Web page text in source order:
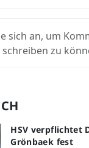
sich an, um
zu
HSV verpflichtet
Grönbaek fest